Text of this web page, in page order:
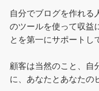
自分でブログを作れる
のツールを使って収益
とを第一にサポートし
顧客は当然のこと、自
に、あなたとあなたの